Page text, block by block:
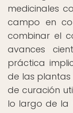
medicinales
campo en
combinar el
avances
práctica
de las plantas
de curación
lo largo de la